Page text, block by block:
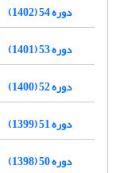
دوره 54 (1402)
دوره 53 (1401)
دوره 52 (1400)
دوره 51 (1399)
دوره 50 (1398)